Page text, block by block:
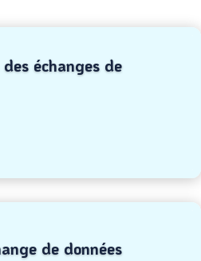
échanges de
de données